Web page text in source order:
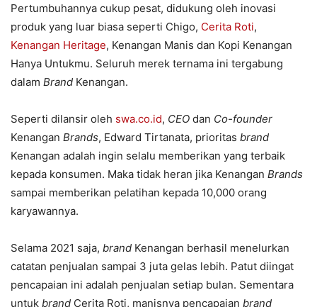
Pertumbuhannya cukup pesat, didukung oleh inovasi
produk yang luar biasa seperti Chigo, Cerita Roti,
Kenangan Heritage, Kenangan Manis dan Kopi Kenangan
Hanya Untukmu. Seluruh merek ternama ini tergabung
dalam Brand Kenangan.
Seperti dilansir oleh swa.co.id, CEO dan Co-founder
Kenangan Brands, Edward Tirtanata, prioritas brand
Kenangan adalah ingin selalu memberikan yang terbaik
kepada konsumen. Maka tidak heran jika Kenangan Brands
sampai memberikan pelatihan kepada 10,000 orang
karyawannya.
Selama 2021 saja, brand Kenangan berhasil menelurkan
catatan penjualan sampai 3 juta gelas lebih. Patut diingat
pencapaian ini adalah penjualan setiap bulan. Sementara
untuk brand Cerita Roti, manisnya pencapaian brand